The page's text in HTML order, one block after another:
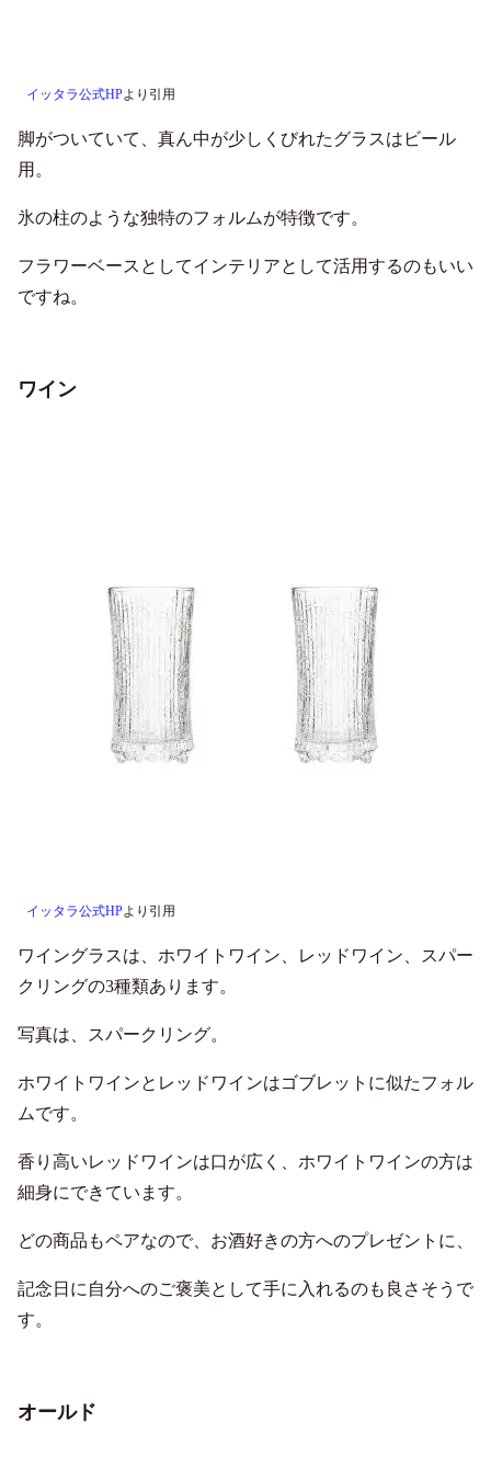
イッタラ公式HPより引用
脚がついていて、真ん中が少しくびれたグラスはビール
用。
氷の柱のような独特のフォルムが特徴です。
フラワーベースとしてインテリアとして活用するのもいい
ですね。
ワイン
イッタラ公式HPより引用
ワイングラスは、ホワイトワイン、レッドワイン、スパー
クリングの3種類あります。
写真は、スパークリング。
ホワイトワインとレッドワインはゴブレットに似たフォル
ムです。
香り高いレッドワインは口が広く、ホワイトワインの方は
細身にできています。
どの商品もペアなので、お酒好きの方へのプレゼントに、
記念日に自分へのご褒美として手に入れるのも良さそうで
す。
オールド